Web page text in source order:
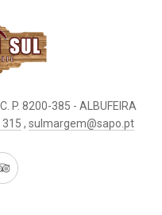
P. 8200-385 - ALBUFEIRA
315 , sulmargem@sapo.pt
New